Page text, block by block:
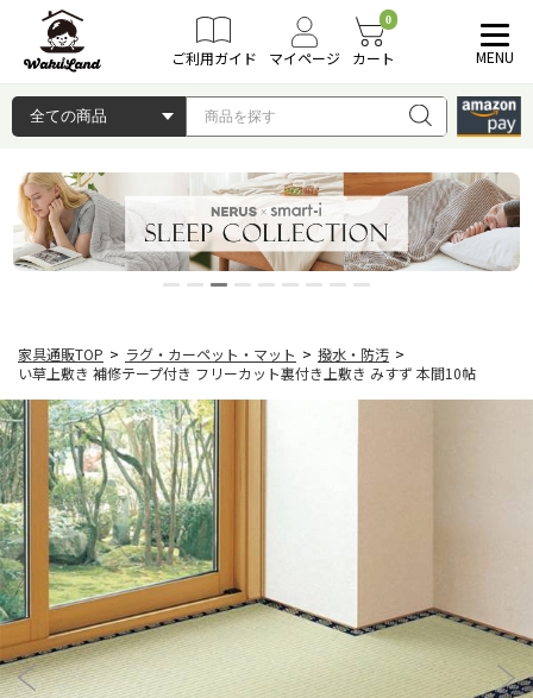
ご利用ガイド マイページ
0
カート MENU
家具通販TOP > ラグ・カーペット・マット > 撥水・防汚 >
い草上敷き 補修テープ付き フリーカット裏付き上敷き みすず 本間10帖